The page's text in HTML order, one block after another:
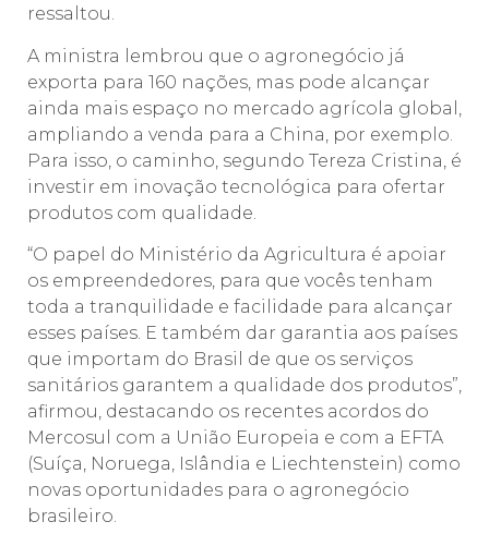
ressaltou.
A ministra lembrou que o agronegócio já
exporta para 160 nações, mas pode alcançar
ainda mais espaço no mercado agrícola global,
ampliando a venda para a China, por exemplo.
Para isso, o caminho, segundo Tereza Cristina, é
investir em inovação tecnológica para ofertar
produtos com qualidade.
“O papel do Ministério da Agricultura é apoiar
os empreendedores, para que vocês tenham
toda a tranquilidade e facilidade para alcançar
esses países. E também dar garantia aos países
que importam do Brasil de que os serviços
sanitários garantem a qualidade dos produtos”,
afirmou, destacando os recentes acordos do
Mercosul com a União Europeia e com a EFTA
(Suíça, Noruega, Islândia e Liechtenstein) como
novas oportunidades para o agronegócio
brasileiro.